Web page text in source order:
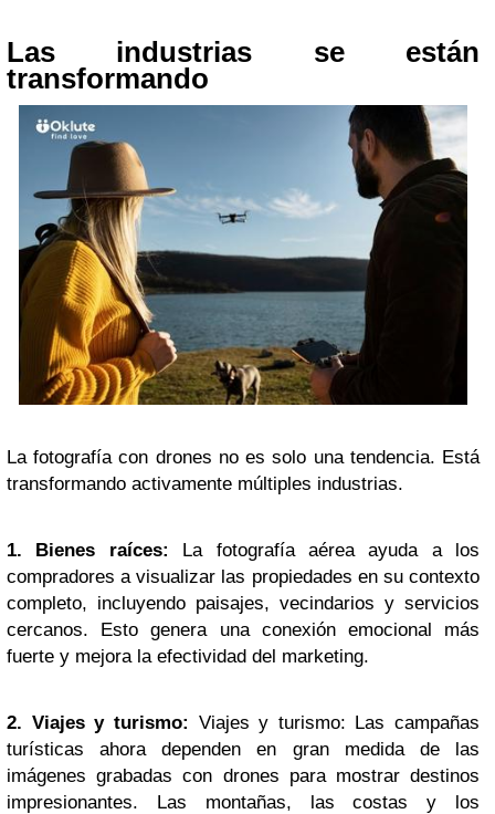
Las industrias se están
transformando
La fotografía con drones no es solo una tendencia. Está
transformando activamente múltiples industrias.
1. Bienes raíces: La fotografía aérea ayuda a los
compradores a visualizar las propiedades en su contexto
completo, incluyendo paisajes, vecindarios y servicios
cercanos. Esto genera una conexión emocional más
fuerte y mejora la efectividad del marketing.
2. Viajes y turismo: Viajes y turismo: Las campañas
turísticas ahora dependen en gran medida de las
imágenes grabadas con drones para mostrar destinos
impresionantes. Las montañas, las costas y los